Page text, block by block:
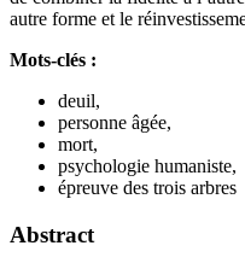
autre forme et le
Mots-clés :
deuil,
personne âgée,
mort,
psychologie humaniste,
épreuve des trois arbres
Abstract